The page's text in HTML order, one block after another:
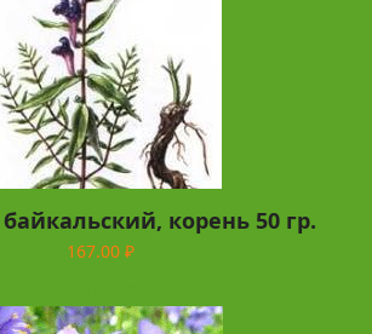
корень 50 гр.
167.00 ₽